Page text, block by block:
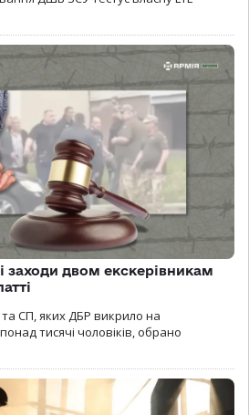
заходи двом екскерівникам
СП, яких ДБР викрило на
тисячі чоловіків, обрано